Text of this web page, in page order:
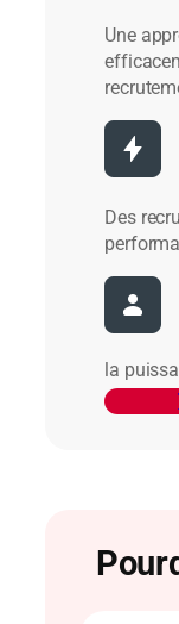
Une
Des
la